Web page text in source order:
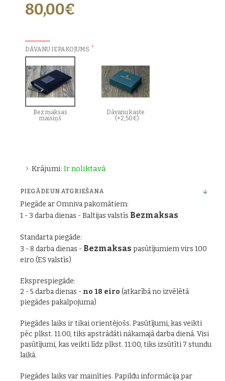
Krājumi: Ir noliktavā
80,00€
DĀVANU IEPAKOJUMS
Bez maksas
maisiņš
Dāvanu kaste
(+2,50€)
PIEGĀDE UN ATGRIEŠANA
Piegāde ar Omniva pakomātiem:
1 - 3 darba dienas - Baltijas valstīs Bezmaksas
Standarta piegāde:
3 - 8 darba dienas - Bezmaksas pasūtījumiem virs 100
eiro (ES valstīs)
Eksprespiegāde:
2 - 5 darba dienas - no 18 eiro (atkarībā no izvēlētā
piegādes pakalpojuma)
Piegādes laiks ir tikai orientējošs. Pasūtījumi, kas veikti
pēc plkst. 11:00, tiks apstrādāti nākamajā darba dienā. Visi
pasūtījumi, kas veikti līdz plkst. 11:00, tiks izsūtīti 7 stundu
laikā.
Piegādes laiks var mainīties. Papildu informācija par